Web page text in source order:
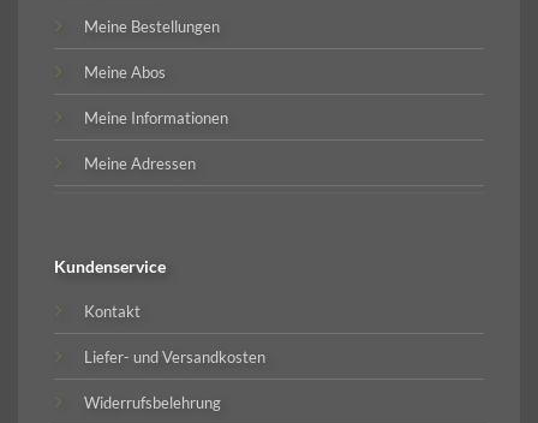
Meine Bestellungen
Meine Abos
Meine Informationen
Meine Adressen
Kundenservice
Kontakt
Liefer- und Versandkosten
Widerrufsbelehrung